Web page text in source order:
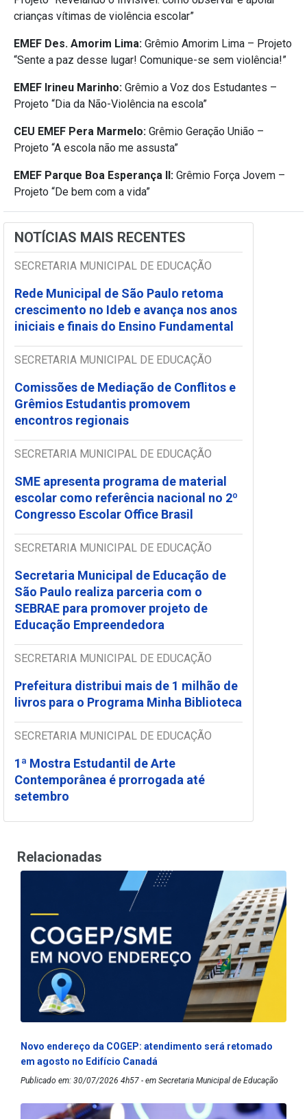
crianças vítimas de violência escolar”
EMEF Des. Amorim Lima: Grêmio Amorim Lima – Projeto
“Sente a paz desse lugar! Comunique-se sem violência!”
EMEF Irineu Marinho: Grêmio a Voz dos Estudantes –
Projeto “Dia da Não-Violência na escola”
CEU EMEF Pera Marmelo: Grêmio Geração União –
Projeto “A escola não me assusta”
EMEF Parque Boa Esperança II: Grêmio Força Jovem –
Projeto “De bem com a vida”
NOTÍCIAS MAIS RECENTES
SECRETARIA MUNICIPAL DE EDUCAÇÃO
Rede Municipal de São Paulo retoma
crescimento no Ideb e avança nos anos
iniciais e finais do Ensino Fundamental
SECRETARIA MUNICIPAL DE EDUCAÇÃO
Comissões de Mediação de Conflitos e
Grêmios Estudantis promovem
encontros regionais
SECRETARIA MUNICIPAL DE EDUCAÇÃO
SME apresenta programa de material
escolar como referência nacional no 2º
Congresso Escolar Office Brasil
SECRETARIA MUNICIPAL DE EDUCAÇÃO
Secretaria Municipal de Educação de
São Paulo realiza parceria com o
SEBRAE para promover projeto de
Educação Empreendedora
SECRETARIA MUNICIPAL DE EDUCAÇÃO
Prefeitura distribui mais de 1 milhão de
livros para o Programa Minha Biblioteca
SECRETARIA MUNICIPAL DE EDUCAÇÃO
1ª Mostra Estudantil de Arte
Contemporânea é prorrogada até
setembro
Relacionadas
Novo endereço da COGEP: atendimento será retomado
em agosto no Edifício Canadá
Publicado em: 30/07/2026 4h57 - em Secretaria Municipal de Educação